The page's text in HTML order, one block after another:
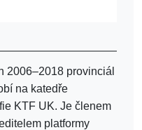
2006–2018 provinciál
na katedře
KTF UK. Je členem
platformy